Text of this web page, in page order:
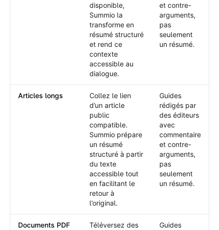
disponible,
Summio la
transforme en
résumé structuré
et rend ce
contexte
accessible au
dialogue.
et contre-
arguments,
pas
seulement
un résumé.
Articles longs
Collez le lien
d’un article
public
compatible.
Summio prépare
un résumé
structuré à partir
du texte
accessible tout
en facilitant le
retour à
l’original.
Guides
rédigés par
des éditeurs
avec
commentaire
et contre-
arguments,
pas
seulement
un résumé.
Documents PDF
Téléversez des
Guides